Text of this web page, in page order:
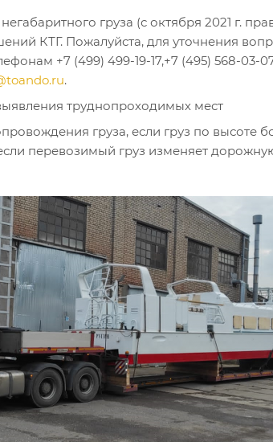
груза (с октября 2021 г.
КТГ. Пожалуйста, для уточнения
+7 (499) 499-19-17,+7 (495) 568-03-
.
труднопроходимых мест
груза, если груз по высоте
перевозимый груз изменяет